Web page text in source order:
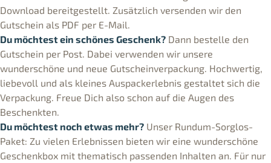
Download bereitgestellt. Zusätzlich versenden wir den
Gutschein als PDF per E-Mail.
Du möchtest ein schönes Geschenk? Dann bestelle den
Gutschein per Post. Dabei verwenden wir unsere
wunderschöne und neue Gutscheinverpackung. Hochwertig,
liebevoll und als kleines Auspackerlebnis gestaltet sich die
Verpackung. Freue Dich also schon auf die Augen des
Beschenkten.
Du möchtest noch etwas mehr? Unser Rundum-Sorglos-
Paket: Zu vielen Erlebnissen bieten wir eine wunderschöne
Geschenkbox mit thematisch passenden Inhalten an. Für nur